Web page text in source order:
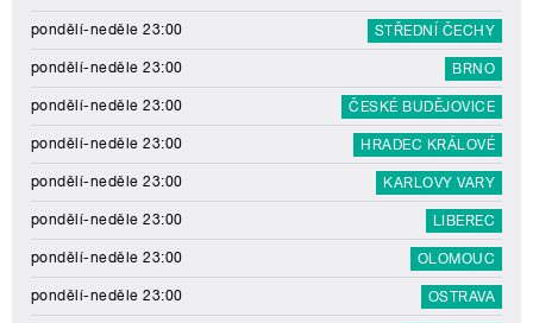
pondělí-neděle 23:00 STŘEDNÍ ČECHY
pondělí-neděle 23:00 BRNO
pondělí-neděle 23:00 ČESKÉ BUDĚJOVICE
pondělí-neděle 23:00 HRADEC KRÁLOVÉ
pondělí-neděle 23:00 KARLOVY VARY
pondělí-neděle 23:00 LIBEREC
pondělí-neděle 23:00 OLOMOUC
pondělí-neděle 23:00 OSTRAVA